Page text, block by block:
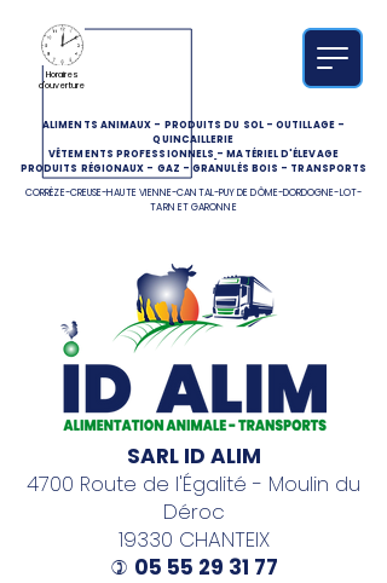
ALIMENTS ANIMAUX - PRODUITS DU SOL-OUTILLAGE-
QUINCAILLERIE
VÊTEMENTS PROFESSIONNELS -MATÉRIEL D'ÉLEVAGE
PRODUITS RÉGIONAUX - GAZ -GRANULÉS BOIS - TRANSPORTS
CORRÈZE-CREUSE-HAUTE VIENNE-CANTAL-PUY DE DÔME-DORDOGNE-LOT-
TARN ET GARONNE
Horaires
d'ouverture
SARL ID ALIM
4700 Route de l'Égalité - Moulin du
Déroc
19330 CHANTEIX
) 05 55 29 31 77